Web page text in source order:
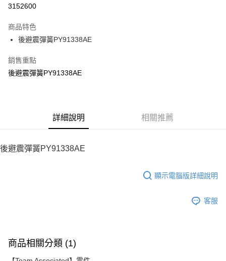
街口支付
悠遊付
ATM付款
每筆NT$100，滿NT$2,000(含以上)免運費
3152600
商品特色
後避震彈簧PY91338AE
銷售重點
後避震彈簧PY91338AE
詳細說明 相關推薦
後避震彈簧PY91338AE
顯示電腦版詳細說明
客服
商品相關分類 (1)